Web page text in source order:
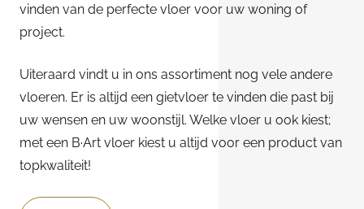
vinden van de perfecte vloer voor uw woning of
project.
Uiteraard vindt u in ons assortiment nog vele andere
vloeren. Er is altijd een gietvloer te vinden die past bij
uw wensen en uw woonstijl. Welke vloer u ook kiest;
met een B·Art vloer kiest u altijd voor een product van
topkwaliteit!